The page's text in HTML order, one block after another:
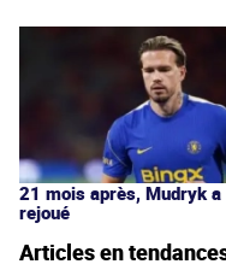
21 mois après, Mudryk a
rejoué
Articles en